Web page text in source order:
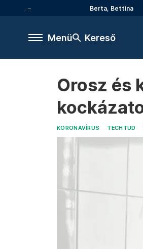
Berta, Bettina
Menü Kereső
Orosz és
KORONAVÍRUS TECHTUD